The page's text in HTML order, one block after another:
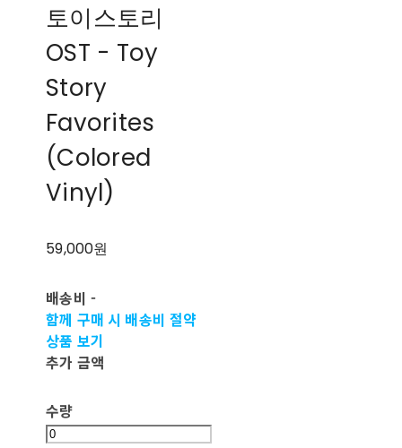
토이스토리
OST - Toy
Story
Favorites
(Colored
Vinyl)
59,000원
배송비 -
함께 구매 시 배송비 절약
상품 보기
추가 금액
수량